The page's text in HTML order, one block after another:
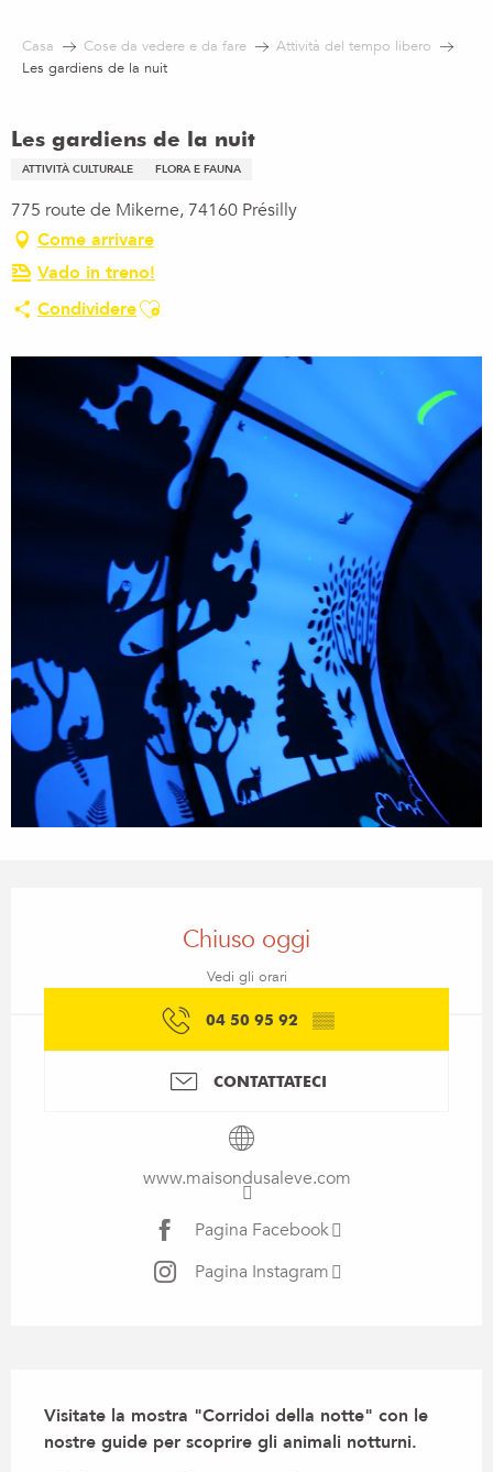
contenu
Casa Cose da vedere e da fare
Attività del tempo libero
Les gardiens de la nuit
Les gardiens de la nuit
ATTIVITÀ CULTURALE FLORA E FAUNA
775 route de Mikerne, 74160 Présilly
Come arrivare
Vado in treno!
CondividereAjouter aux favoris
Chiuso oggi
Vedi gli orari
04 50 95 92 ▒▒
CONTATTATECI
www.maisondusaleve.com
Pagina Facebook
Pagina Instagram
Visitate la mostra "Corridoi della notte" con le
nostre guide per scoprire gli animali notturni.